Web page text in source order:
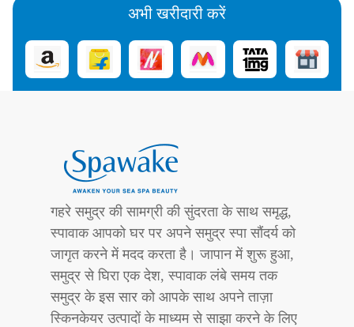
अभी खरीदारी करें
गहरे समुद्र की सामग्री की सुंदरता के साथ समृद्ध,
स्पावाक आपको घर पर अपने समुद्र स्पा सौंदर्य को
जागृत करने में मदद करता है। जापान में शुरू हुआ,
समुद्र से घिरा एक देश, स्पावाक लंबे समय तक
समुद्र के इस सार को आपके साथ अपने ताज़ा
स्किनकेयर उत्पादों के माध्यम से साझा करने के लिए